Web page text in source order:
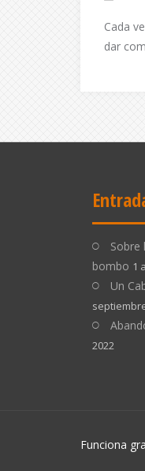
Cada
dar
Sobre
bombo 1
Un
2022
Funciona